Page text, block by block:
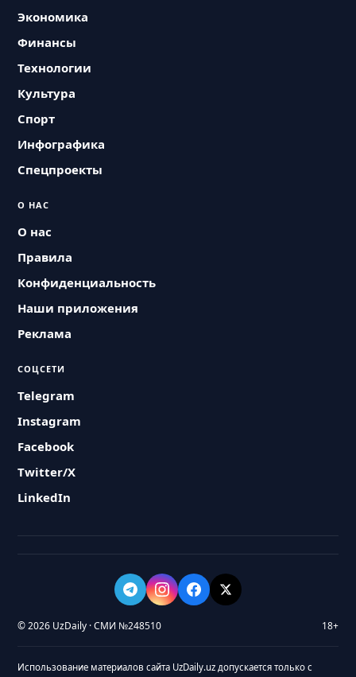
Экономика
Финансы
Технологии
Культура
Спорт
Инфографика
Спецпроекты
О НАС
О нас
Правила
Конфиденциальность
Наши приложения
Реклама
СОЦСЕТИ
Telegram
Instagram
Facebook
Twitter/X
LinkedIn
© 2026 UzDaily · СМИ №248510 18+
Использование материалов сайта UzDaily.uz допускается только с